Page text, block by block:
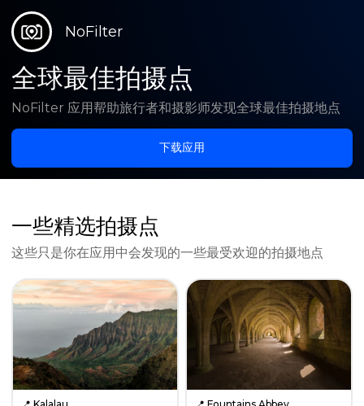
NoFilter
全球最佳拍摄点
NoFilter 应用帮助旅行者和摄影师发现全球最佳拍摄地点
下载应用
一些精选拍摄点
这些只是你在应用中会发现的一些最受欢迎的拍摄地点